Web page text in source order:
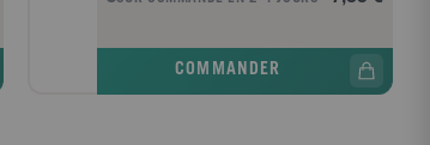
ses personnages favoris : Sami, Julie et
feutre sur les lignes, les cercles, les
carrés… dans le sens indiqué. Grâce à la
COMMANDER